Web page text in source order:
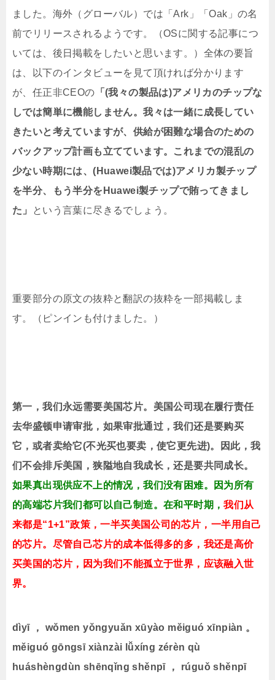
ました。海外（グローバル）では「Ark」「Oak」の名
前でリリースされるようです。（OSに関する記事につ
いては、後日掲載をしたいと思います。）全体の要旨
は、以下のインタビューを見て頂ければ分かります
が、任正非CEOの 「(我々の製品は)アメリカのチップな
しでは簡単に機能しません。我々は一緒に成長してい
きたいと考えていますが、供給が困難な場合のための
バックアップ計画も立てています。これまでの混乱の
少ない時期には、(Huawei製品では)アメリカ製チップ
を半分、もう半分をHuawei製チップで賄ってきまし
た」
という言葉に尽きるでしょう。
重要部分の原文の抜粋と翻訳の抜粋を一部掲載しま
す。（ピンインも付けました。）
第一，我们永远需要美国芯片。美国公司现在履行责任
去华盛顿申请审批，如果审批通过，我们还是要购买
它，或者卖给它(不光买也要卖，使它更先进)。因此，我
们不会排斥美国，狭隘地自我成长，还是要共同成长。
如果真出现供应不上的情况，我们没有困难。因为所有
的高端芯片我们都可以自己制造。在和平时期，我们从
来都是“1+1”政策，一半买美国公司的芯片，一半用自己
的芯片。尽管自己芯片的成本低得多的多，我还是高价
买美国的芯片，因为我们不能孤立于世界，应该融入世
界。
dìyī ， wǒmen yǒngyuǎn xūyào měiguó xīnpiàn 。
měiguó gōngsī xiànzài lǚxíng zérèn qù
huáshèngdùn shēnqǐng shěnpī ， rúguǒ shěnpī